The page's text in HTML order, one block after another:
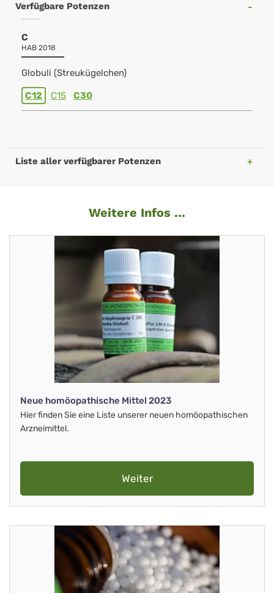
Verfügbare Potenzen
C
HAB 2018
Globuli (Streukügelchen)
C12 C15 C30
Liste aller verfügbarer Potenzen
Weitere Infos ...
Neue homöopathische Mittel 2023
Hier finden Sie eine Liste unserer neuen homöopathischen
Arzneimittel.
Weiter